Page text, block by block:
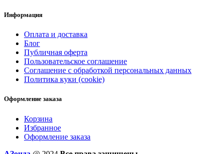
Информация
Оплата и доставка
Блог
Публичная оферта
Пользовательское соглашение
Соглашение с обработкой персональных данных
Политика куки (cookie)
Оформление заказа
Корзина
Избранное
Оформление заказа